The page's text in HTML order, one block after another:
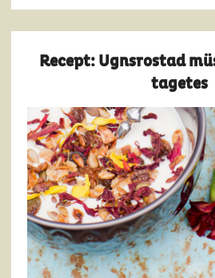
Recept: Ugnsrostad
tagetes